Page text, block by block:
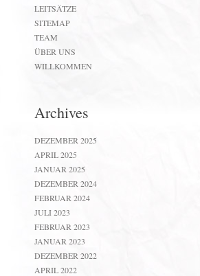
LEITSÄTZE
SITEMAP
TEAM
ÜBER UNS
WILLKOMMEN
Archives
DEZEMBER 2025
APRIL 2025
JANUAR 2025
DEZEMBER 2024
FEBRUAR 2024
JULI 2023
FEBRUAR 2023
JANUAR 2023
DEZEMBER 2022
APRIL 2022